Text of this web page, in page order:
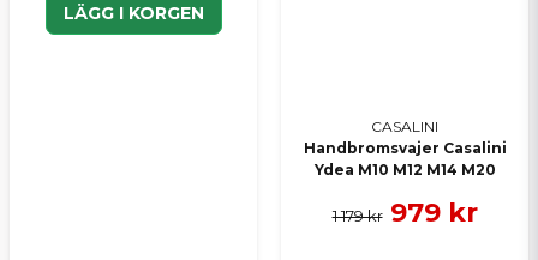
LÄGG I KORGEN
CASALINI
Handbromsvajer Casalini
Ydea M10 M12 M14 M20
1 179 kr 979 kr